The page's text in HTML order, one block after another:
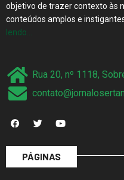
objetivo de trazer contexto às
conteúdos amplos e
lendo…
Rua 20, nº 1118,
PÁGINAS